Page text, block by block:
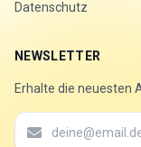
Datenschutz
NEWSLETTER
Erhalte die neuesten